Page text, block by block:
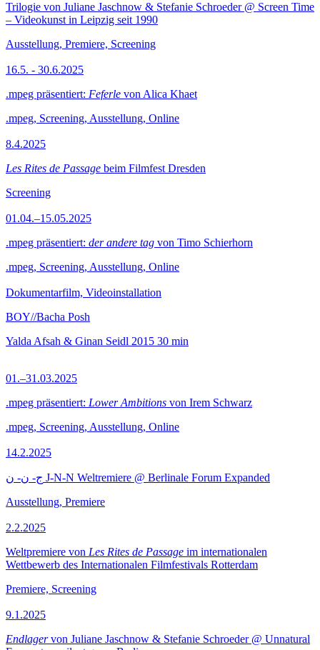
Trilogie von Juliane Jaschnow & Stefanie Schroeder @ Screen Time
– Videokunst in Leipzig seit 1990
Ausstellung, Premiere, Screening
16.5. - 30.6.2025
.mpeg präsentiert: Feferle von Alica Khaet
.mpeg, Screening, Ausstellung, Online
8.4.2025
Les Rites de Passage beim Filmfest Dresden
Screening
01.04.–15.05.2025
.mpeg präsentiert: der andere tag von Timo Schierhorn
.mpeg, Screening, Ausstellung, Online
Dokumentarfilm, Videoinstallation
BOY//Bacha Posh
Yalda Afsah & Ginan Seidl 2015 30 min
01.–31.03.2025
.mpeg präsentiert: Lower Ambitions von Irem Schwarz
.mpeg, Screening, Ausstellung, Online
14.2.2025
ج- ن- ن J-N-N Weltremiere @ Berlinale Forum Expanded
Ausstellung, Premiere
2.2.2025
Weltpremiere von Les Rites de Passage im internationalen
Wettbewerb des Internationalen Filmfestivals Rotterdam
Premiere, Screening
9.1.2025
Endlagervon Juliane Jaschnow & Stefanie Schroeder @ Unnatural